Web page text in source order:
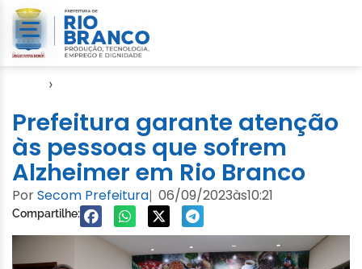
›
Prefeitura garante atenção
às pessoas que sofrem
Alzheimer em Rio Branco
PorSecom Prefeitura| 06/09/2023às10:21
Compartilhe: